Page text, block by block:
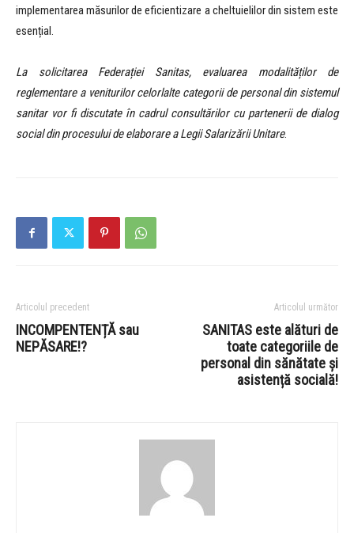
implementarea măsurilor de eficientizare a cheltuielilor din sistem este
esențial.
La solicitarea Federației Sanitas, evaluarea modalităților de
reglementare a veniturilor celorlalte categorii de personal din sistemul
sanitar vor fi discutate în cadrul consultărilor cu partenerii de dialog
social din procesului de elaborare a Legii Salarizării Unitare.
Articolul precedent
INCOMPENTENȚĂ sau
NEPĂSARE!?
Articolul următor
SANITAS este alături de
toate categoriile de
personal din sănătate și
asistență socială!